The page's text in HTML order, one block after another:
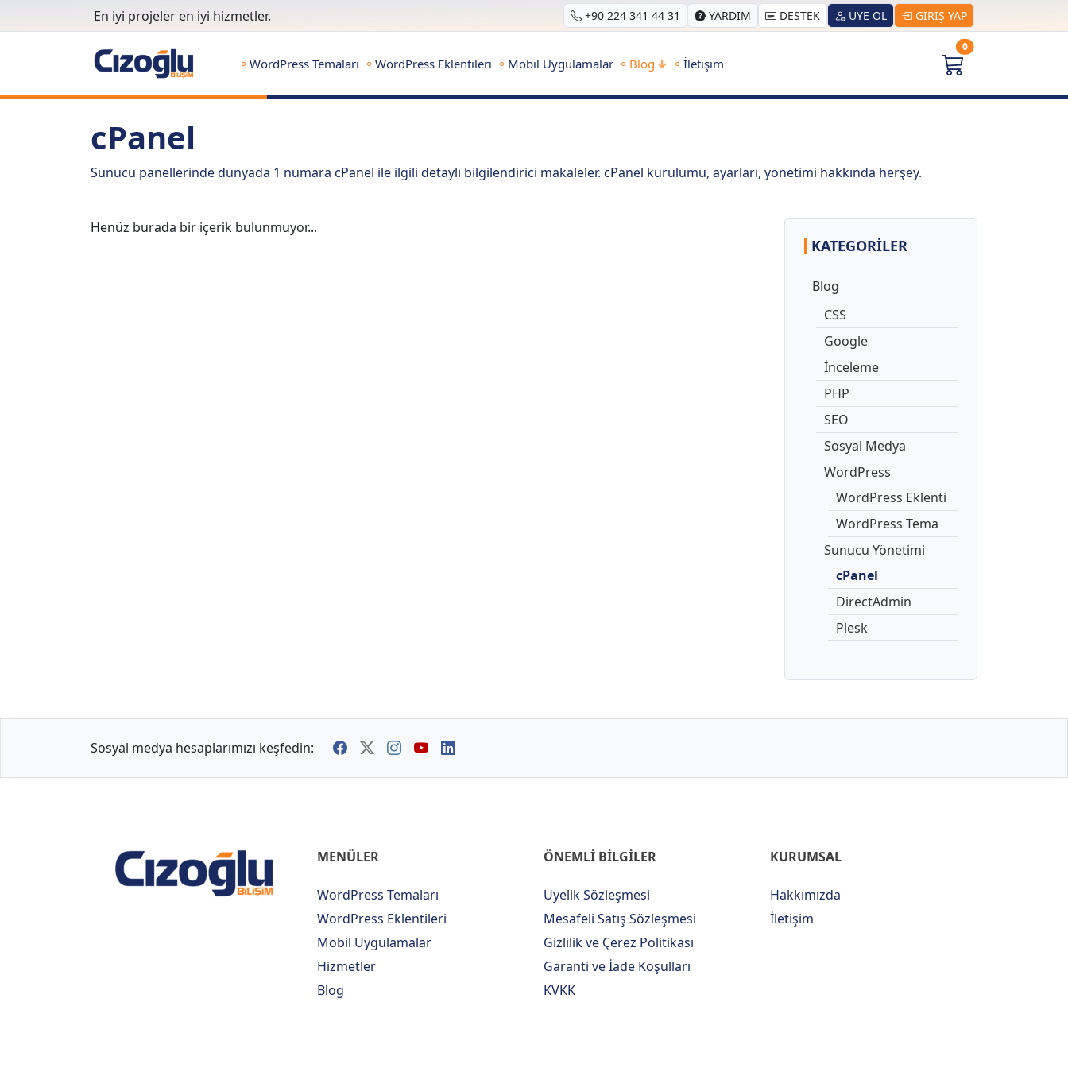
En iyi projeler en iyi hizmetler. +90 224 341 44 31 YARDIM DESTEK ÜYE OL GİRİŞ YAP
WordPress Temaları WordPress Eklentileri Mobil Uygulamalar Blog İletişim
0
cPanel
Sunucu panellerinde dünyada 1 numara cPanel ile ilgili detaylı bilgilendirici makaleler. cPanel kurulumu, ayarları, yönetimi hakkında herşey.
Henüz burada bir içerik bulunmuyor...
KATEGORILER
Blog
CSS
Google
İnceleme
PHP
SEO
Sosyal Medya
WordPress
WordPress Eklenti
WordPress Tema
Sunucu Yönetimi
cPanel
DirectAdmin
Plesk
Sosyal medya hesaplarımızı keşfedin:
MENÜLER
WordPress Temaları
WordPress Eklentileri
Mobil Uygulamalar
Hizmetler
Blog
ÖNEMLİ BİLGİLER
Üyelik Sözleşmesi
Mesafeli Satış Sözleşmesi
Gizlilik ve Çerez Politikası
Garanti ve İade Koşulları
KVKK
KURUMSAL
Hakkımızda
İletişim